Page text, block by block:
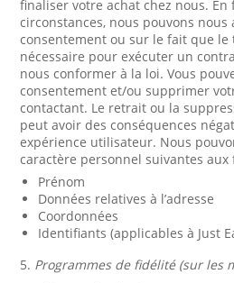
finaliser votre achat chez nous. En
circonstances, nous pouvons
consentement ou sur le fait que
nécessaire pour exécuter un
nous conformer à la loi. Vous
consentement et/ou supprimer
contactant. Le retrait ou la
peut avoir des conséquences
expérience utilisateur. Nous
caractère personnel suivantes
Prénom
Données relatives à l’adresse
Coordonnées
Identifiants (applicables à Just
5. Programmes de fidélité (sur les